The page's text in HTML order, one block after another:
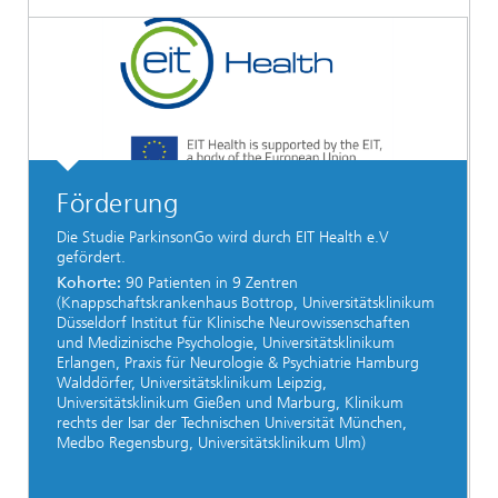
Förderung
Die Studie ParkinsonGo wird durch EIT Health e.V
gefördert.
Kohorte: 90 Patienten in 9 Zentren
(Knappschaftskrankenhaus Bottrop, Universitätsklinikum
Düsseldorf Institut für Klinische Neurowissenschaften
und Medizinische Psychologie, Universitätsklinikum
Erlangen, Praxis für Neurologie & Psychiatrie Hamburg
Walddörfer, Universitätsklinikum Leipzig,
Universitätsklinikum Gießen und Marburg, Klinikum
rechts der Isar der Technischen Universität München,
Medbo Regensburg, Universitätsklinikum Ulm)